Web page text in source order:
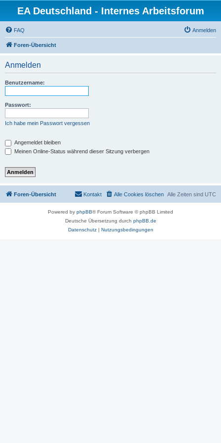
EA Deutschland - Internes Arbeitsforum
FAQ Anmelden
Foren-Übersicht
Anmelden
Benutzername:
Passwort:
Ich habe mein Passwort vergessen
Angemeldet bleiben
Meinen Online-Status während dieser Sitzung verbergen
Foren-Übersicht Alle Zeiten sind UTC
Alle Cookies löschen
Kontakt
Powered by phpBB® Forum Software © phpBB Limited
Deutsche Übersetzung durch phpBB.de
Datenschutz| Nutzungsbedingungen